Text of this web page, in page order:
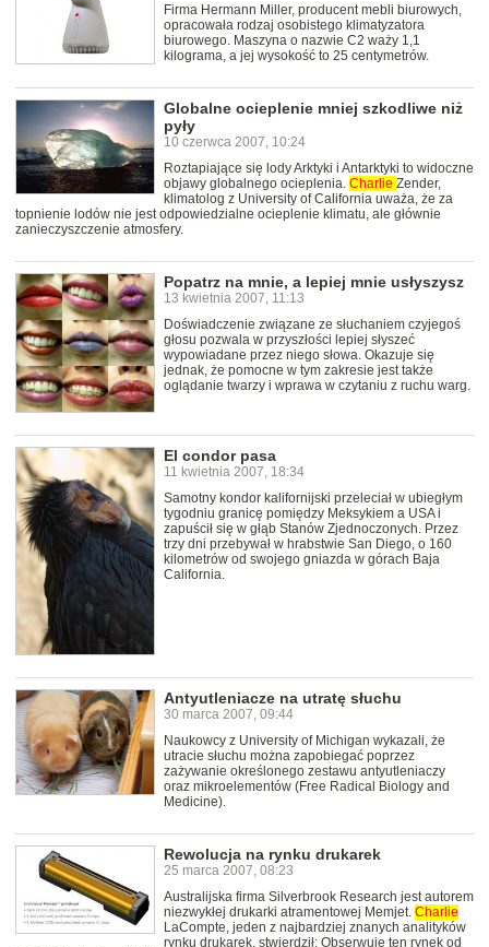
Firma Hermann Miller, producent mebli biurowych,
opracowała rodzaj osobistego klimatyzatora
biurowego. Maszyna o nazwie C2 waży 1,1
kilograma, a jej wysokość to 25 centymetrów.
Globalne ocieplenie mniej szkodliwe niż
pyły
10 czerwca 2007, 10:24
Roztapiające się lody Arktyki i Antarktyki to widoczne
objawy globalnego ocieplenia. Charlie Zender,
klimatolog z University of California uważa, że za
topnienie lodów nie jest odpowiedzialne ocieplenie klimatu, ale głównie
zanieczyszczenie atmosfery.
Popatrz na mnie, a lepiej mnie usłyszysz
13 kwietnia 2007, 11:13
Doświadczenie związane ze słuchaniem czyjegoś
głosu pozwala w przyszłości lepiej słyszeć
wypowiadane przez niego słowa. Okazuje się
jednak, że pomocne w tym zakresie jest także
oglądanie twarzy i wprawa w czytaniu z ruchu warg.
El condor pasa
11 kwietnia 2007, 18:34
Samotny kondor kalifornijski przeleciał w ubiegłym
tygodniu granicę pomiędzy Meksykiem a USA i
zapuścił się w głąb Stanów Zjednoczonych. Przez
trzy dni przebywał w hrabstwie San Diego, o 160
kilometrów od swojego gniazda w górach Baja
California.
Antyutleniacze na utratę słuchu
30 marca 2007, 09:44
Naukowcy z University of Michigan wykazali, że
utracie słuchu można zapobiegać poprzez
zażywanie określonego zestawu antyutleniaczy
oraz mikroelementów (Free Radical Biology and
Medicine).
Rewolucja na rynku drukarek
25 marca 2007, 08:23
Australijska firma Silverbrook Research jest autorem
niezwykłej drukarki atramentowej Memjet. Charlie
LaCompte, jeden z najbardziej znanych analityków
rynku drukarek, stwierdził: Obserwuję ten rynek od